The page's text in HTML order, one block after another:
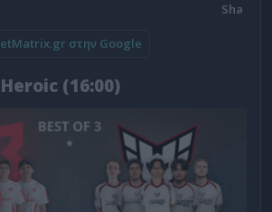
στην Google
(16:00)